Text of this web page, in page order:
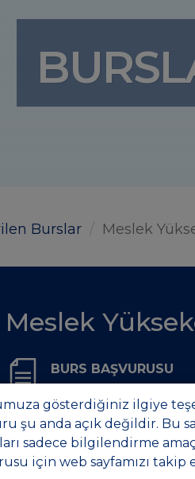
gösterdiğiniz ilgiye
şu anda açık değildir. Bu
sadece bilgilendirme
için web sayfamızı takip
Burslar Meslek
Meslek
BURS BAŞVURUSU
KAPALI
BURS SÜRESİ
1 akademik yıl